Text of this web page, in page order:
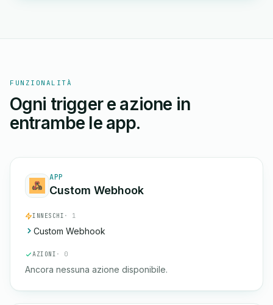
FUNZIONALITÀ
Ogni trigger e azione in
entrambe le app.
APP
Custom Webhook
INNESCHI · 1
Custom Webhook
AZIONI · 0
Ancora nessuna azione disponibile.